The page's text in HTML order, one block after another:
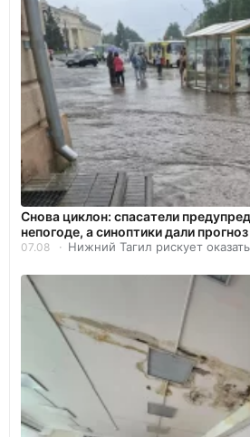
Снова циклон: спасатели
непогоде, а синоптики дали
07.08 Нижний Тагил рискует